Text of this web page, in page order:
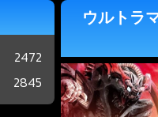
ウルトラ
2472
2845